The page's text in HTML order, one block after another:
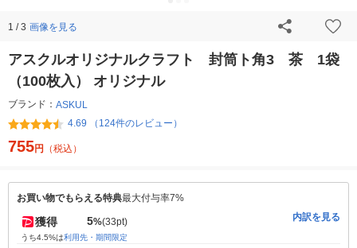
1 / 3 画像を見る
アスクルオリジナルクラフト 封筒ト角3 茶 1袋
（100枚入） オリジナル
ブランド： ASKUL
4.69 （124件のレビュー）
755円 （税込）
お買い物でもらえる特典最大付与率7%
獲得 5%(33pt)
うち4.5%は利用先・期間限定
内訳を見る